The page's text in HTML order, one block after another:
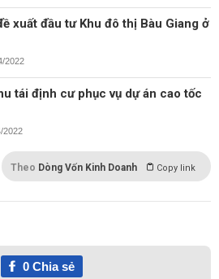
xuất đầu tư Khu đô thị Bàu Giang ở
2022
tái định cư phục vụ dự án cao tốc
2022
Theo Dòng Vốn Kinh Doanh Copy link
0Chia sẻ